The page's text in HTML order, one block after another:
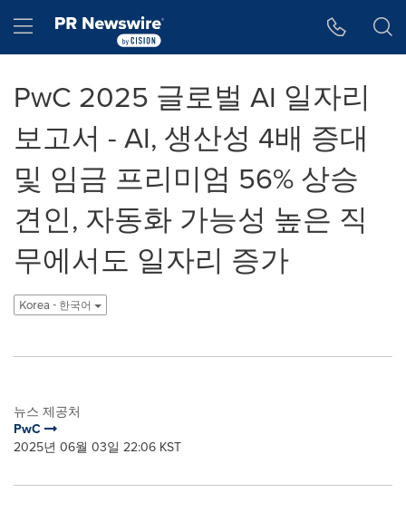
Hamburger menu
PwC 2025 글로벌 AI 일자리
보고서 - AI, 생산성 4배 증대
및 임금 프리미엄 56% 상승
견인, 자동화 가능성 높은 직
무에서도 일자리 증가
Korea - 한국어
뉴스 제공처
PwC
2025년 06월 03일 22:06 KST